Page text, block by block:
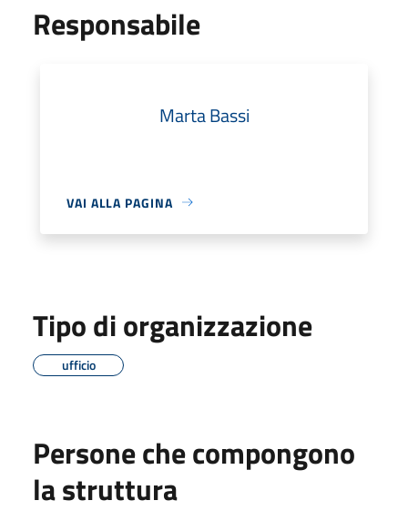
Responsabile
Marta Bassi
VAI ALLA PAGINA
Tipo di organizzazione
ufficio
Persone che compongono
la struttura